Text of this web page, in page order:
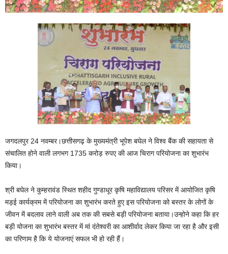
जगदलपुर 24 नवम्बर।छत्तीसगढ़ के मुख्यमंत्री भूपेश बघेल ने विश्व बैंक की सहायता से
संचालित होने वाली लगभग 1735 करोड़ रुपए की आज चिराग परियोजना का शुभारंभ
किया।
श्री बघेल ने कुम्हरावंड स्थित शहीद गुण्डाधूर कृषि महाविद्यालय परिसर में आयोजित कृषि
मड़ई कार्यक्रम में परियोजना का शुभारंभ करते हुए इस परियोजना को बस्तर के लोगों के
जीवन में बदलाव लाने वाली अब तक की सबसे बड़ी परियोजना बताया।उन्होने कहा कि हर
बड़ी योजना का शुभारंभ बस्तर में मां दंतेश्वरी का आशीर्वाद लेकर किया जा रहा है और इसी
का परिणाम है कि ये योजनाएं सफल भी हो रही हैं।